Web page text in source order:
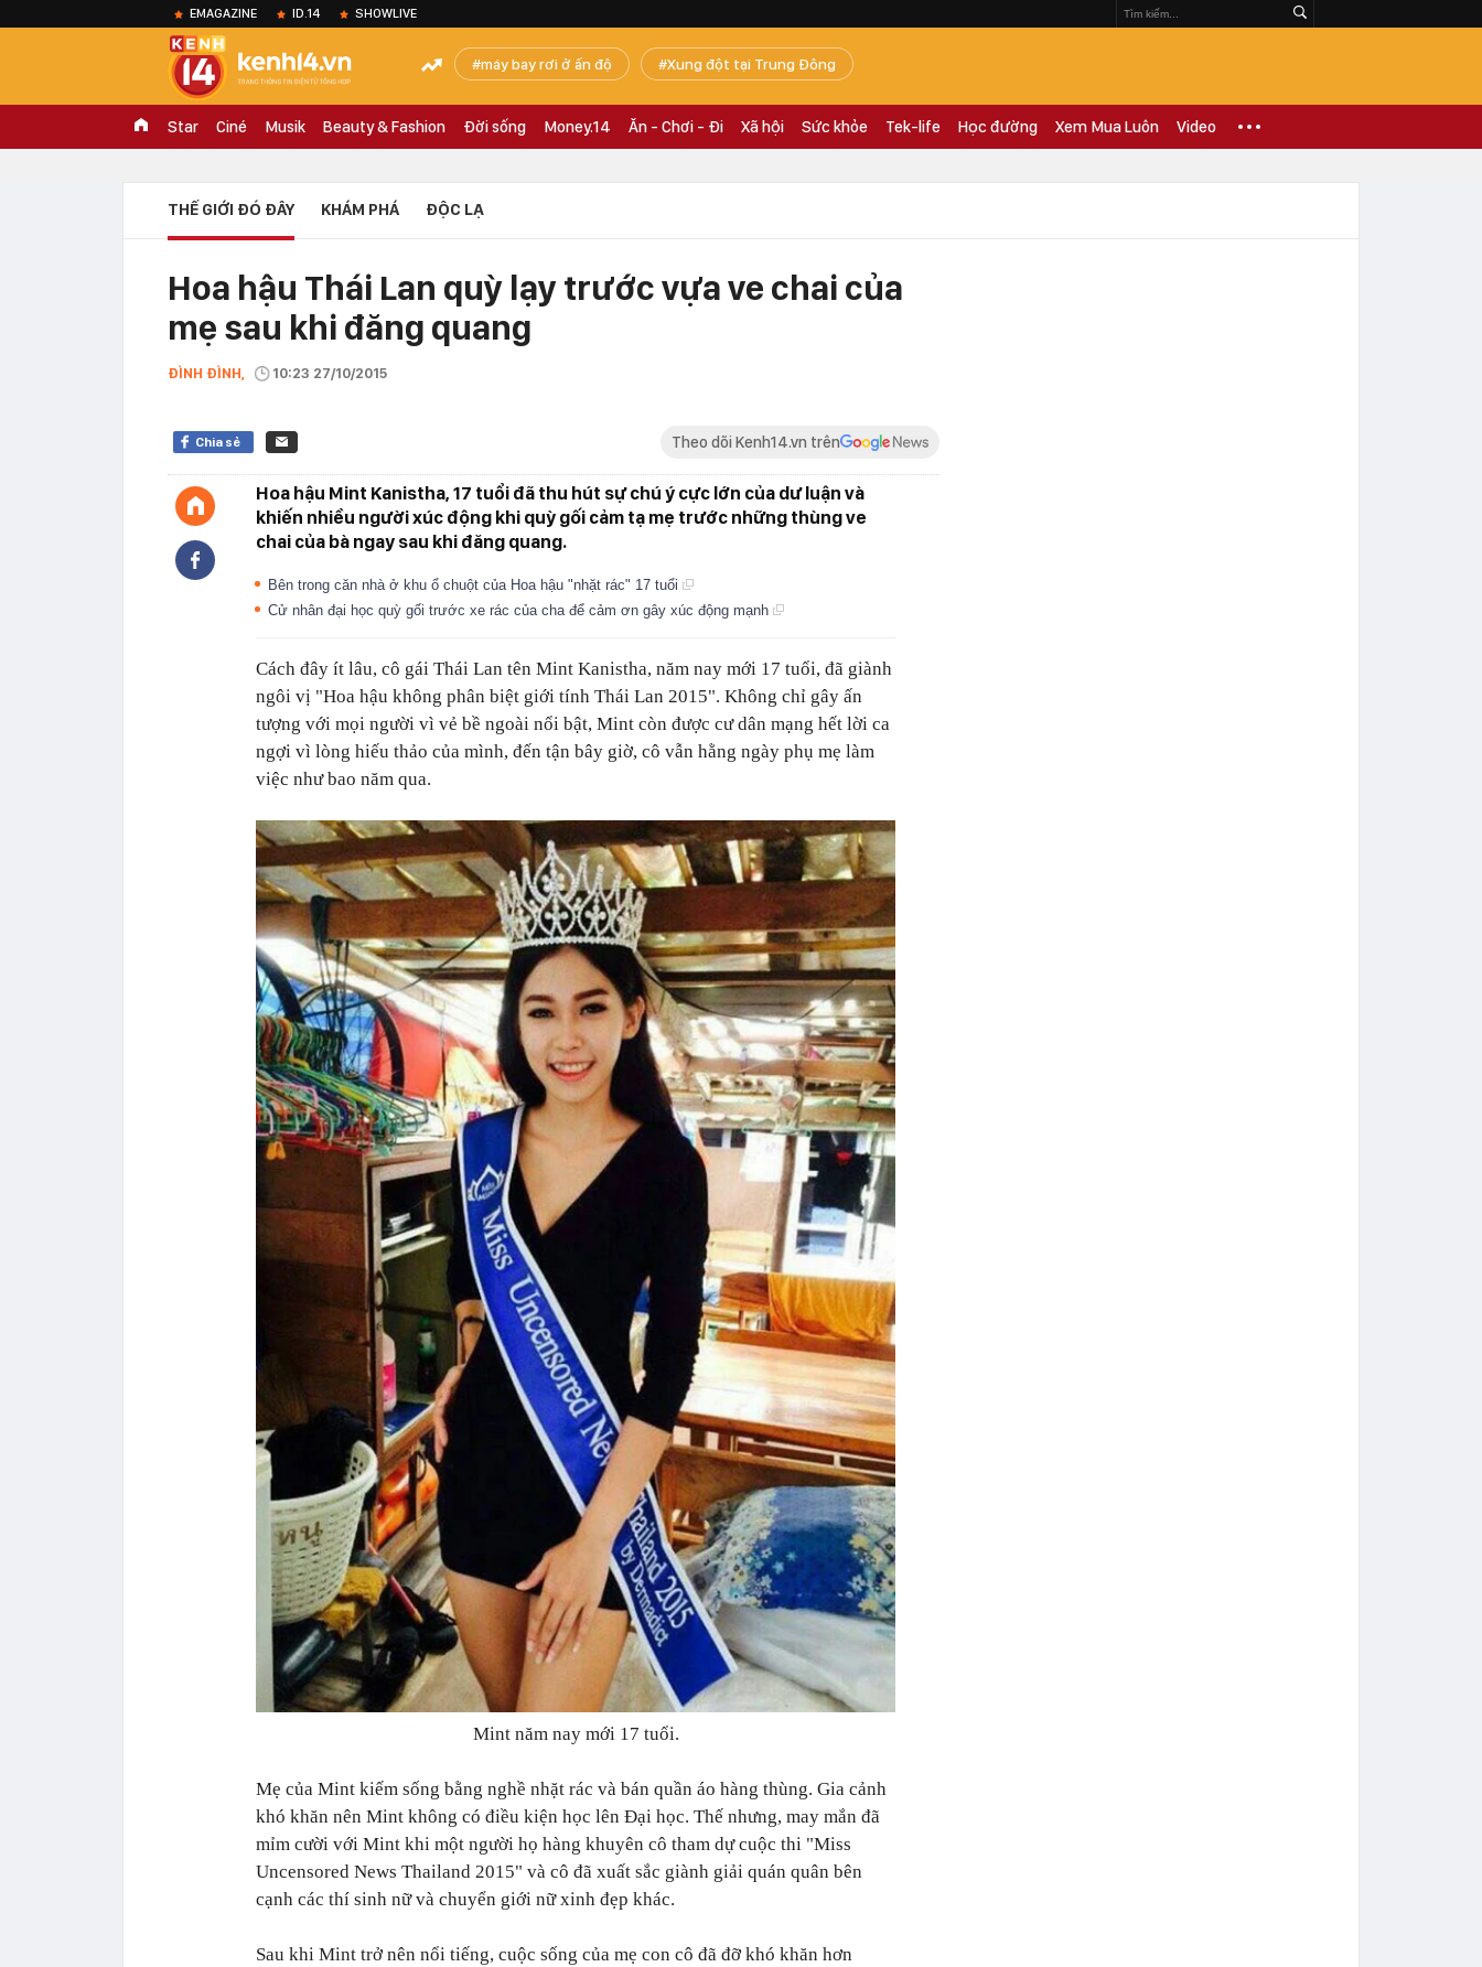
EMAGAZINE ID.14 SHOWLIVE
máy bay rơi ở ấn độ Xung đột tại Trung Đông
Star Ciné Musik Beauty & Fashion Đời sống Money.14 Ăn - Chơi - Đi Xã hội Sức khỏe Tek-life Học đường Xem Mua Luôn Video
THẾ GIỚI ĐÓ ĐÂY KHÁM PHÁ ĐỘC LẠ
Hoa hậu Thái Lan quỳ lạy trước vựa ve chai của
mẹ sau khi đăng quang
ĐÌNH ĐÌNH, 10:23 27/10/2015
Chia sẻ Theo dõi Kenh14.vn trên
Hoa hậu Mint Kanistha, 17 tuổi đã thu hút sự chú ý cực lớn của dư luận và
khiến nhiều người xúc động khi quỳ gối cảm tạ mẹ trước những thùng ve
chai của bà ngay sau khi đăng quang.
Bên trong căn nhà ở khu ổ chuột của Hoa hậu "nhặt rác" 17 tuổi
Cử nhân đại học quỳ gối trước xe rác của cha để cảm ơn gây xúc động mạnh
Cách đây ít lâu, cô gái Thái Lan tên Mint Kanistha, năm nay mới 17 tuổi, đã giành
ngôi vị "Hoa hậu không phân biệt giới tính Thái Lan 2015". Không chỉ gây ấn
tượng với mọi người vì vẻ bề ngoài nổi bật, Mint còn được cư dân mạng hết lời ca
ngợi vì lòng hiếu thảo của mình, đến tận bây giờ, cô vẫn hằng ngày phụ mẹ làm
việc như bao năm qua.
Mint năm nay mới 17 tuổi.
Mẹ của Mint kiếm sống bằng nghề nhặt rác và bán quần áo hàng thùng. Gia cảnh
khó khăn nên Mint không có điều kiện học lên Đại học. Thế nhưng, may mắn đã
mỉm cười với Mint khi một người họ hàng khuyên cô tham dự cuộc thi "Miss
Uncensored News Thailand 2015" và cô đã xuất sắc giành giải quán quân bên
cạnh các thí sinh nữ và chuyển giới nữ xinh đẹp khác.
Sau khi Mint trở nên nổi tiếng, cuộc sống của mẹ con cô đã đỡ khó khăn hơn